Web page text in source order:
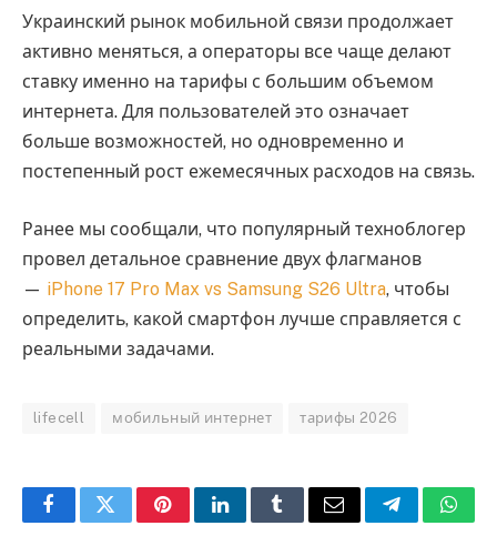
Украинский рынок мобильной связи продолжает
активно меняться, а операторы все чаще делают
ставку именно на тарифы с большим объемом
интернета. Для пользователей это означает
больше возможностей, но одновременно и
постепенный рост ежемесячных расходов на связь.
Ранее мы сообщали, что популярный техноблогер
провел детальное сравнение двух флагманов
— iPhone 17 Pro Max vs Samsung S26 Ultra, чтобы
определить, какой смартфон лучше справляется с
реальными задачами.
lifecell мобильный интернет тарифы 2026
FacebookTwitterPinterestLinkedInTumblrEmail Telegram